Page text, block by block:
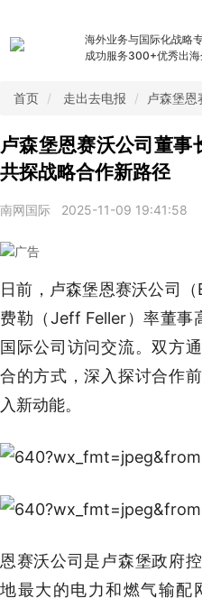
海外业务与国际化战略
成功服务300+优秀出海
首页 走出去电报 卢森堡
卢森堡恩赛沃公司董事
共探战略合作新路径
南网国际 2025-11-09 19:41:58
日前，卢森堡恩赛沃公司
费勒（Jeff Feller）率董事
国际公司访问交流。双方
合的方式，深入探讨合作
入新动能。
恩赛沃公司是卢森堡政府
地最大的电力和燃气输配